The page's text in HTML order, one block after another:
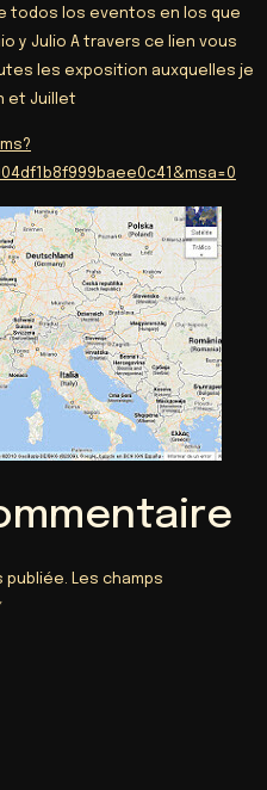
todos los eventos en los que
y Julio A travers ce lien vous
les exposition auxquelles je
et Juillet
publiée. Les champs